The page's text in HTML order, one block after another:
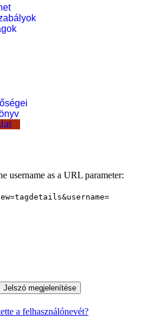
username as a URL parameter:
Jelszó megjelenítése
a felhasználónevét?